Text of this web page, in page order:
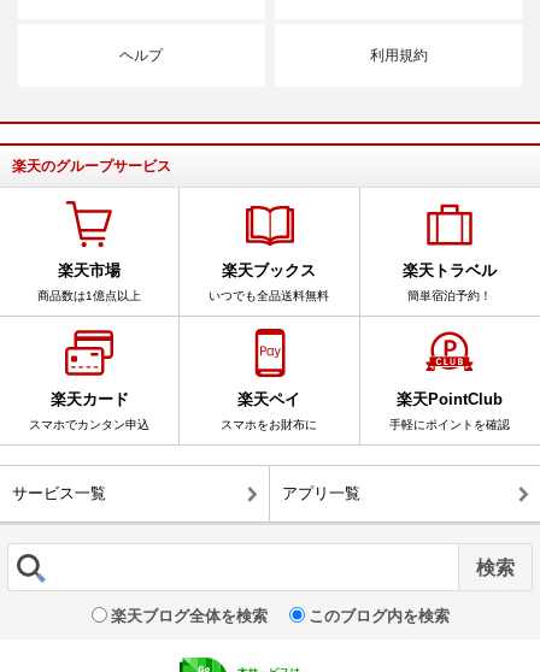
ヘルプ 利用規約
楽天のグループサービス
楽天市場
商品数は1億点以上
楽天ブックス
いつでも全品送料無料
楽天トラベル
簡単宿泊予約！
楽天カード
スマホでカンタン申込
楽天ペイ
スマホをお財布に
楽天PointClub
手軽にポイントを確認
サービス一覧 アプリ一覧
楽天ブログ全体を検索 このブログ内を検索